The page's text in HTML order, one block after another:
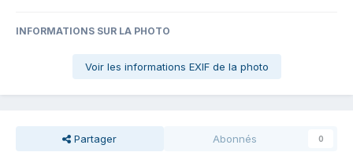
INFORMATIONS SUR LA PHOTO
Voir les informations EXIF de la photo
Partager Abonnés 0